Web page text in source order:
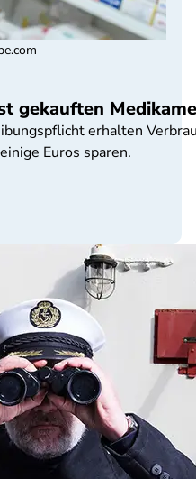
gekauften
erhalten
Euros sparen.